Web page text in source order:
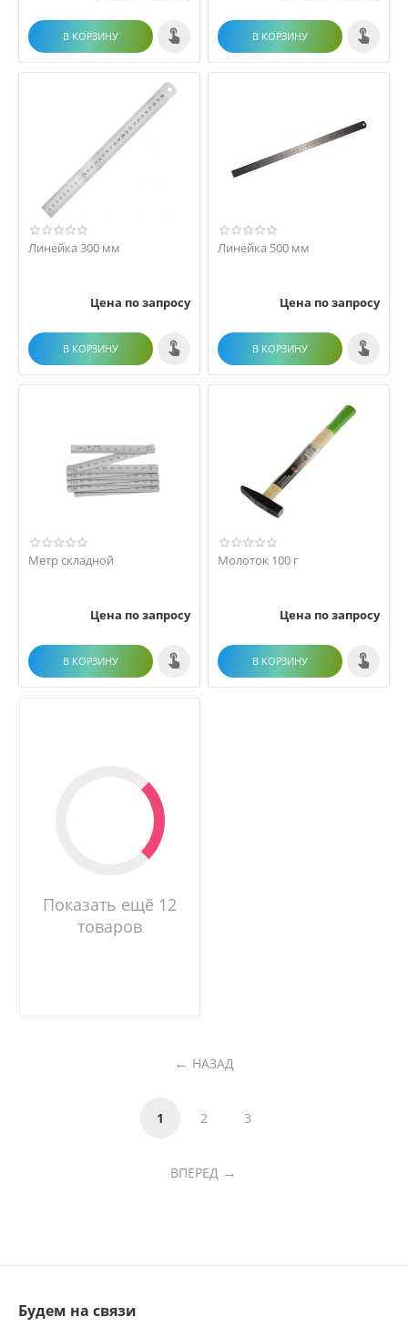
В КОРЗИНУ В КОРЗИНУ
Линейка 300 мм
Цена по запросу
В КОРЗИНУ
Линейка 500 мм
Цена по запросу
В КОРЗИНУ
Метр складной
Цена по запросу
В КОРЗИНУ
Молоток 100 г
Цена по запросу
В КОРЗИНУ
Показать ещё 12
товаров
НАЗАД
1 2 3
ВПЕРЕД
Будем на связи